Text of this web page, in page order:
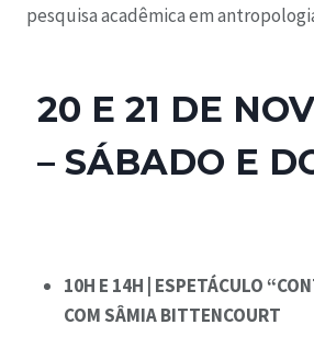
pesquisa acadêmica em
20 E 21 DE
– SÁBADO E
10H E 14H | ESPETÁCULO
COM SÂMIA BITTENCOURT